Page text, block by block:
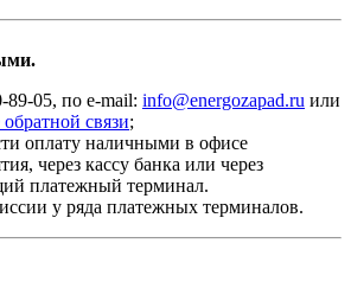
89-05, по e-mail: info@energozapad.ru или
связи;
оплату наличными в офисе
через кассу банка или через
платежный терминал.
у ряда платежных терминалов.